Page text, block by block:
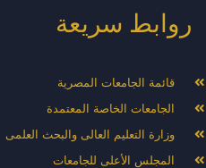
روابط سريعة
قائمة الجامعات المصرية
الجامعات الخاصة المعتمدة
وزارة التعليم العالى والبحث العلمى
المجلس الأعلى للجامعات